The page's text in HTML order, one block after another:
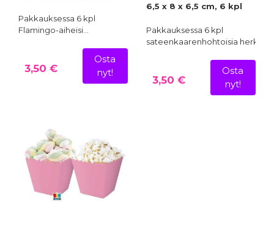
Pakkauksessa 6 kpl
Flamingo-aiheisi…
3,50 €
Osta
nyt!
6,5 x 8 x 6,5 cm, 6 kpl
Pakkauksessa 6 kpl
sateenkaarenhohtoisia
3,50 €
Osta
nyt!